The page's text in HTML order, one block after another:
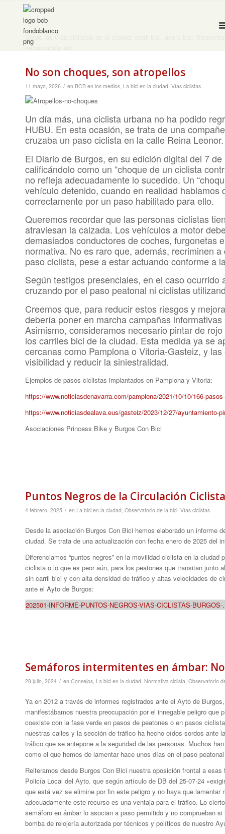
señalización etc.
No son choques, son atropellos
11 mayo, 2026 / en BCB en los medios, La bici en la ciudad, Vías ciclistas
Un día más, una ciclista urbana no ha podido
HUBU. En esta ocasión, se trata de una
cruzaba un paso ciclista en la calle Reina Leonor.
El Diario de Burgos, en su edición digital del 7
calificándolo como un “choque de un ciclista
no refleja adecuadamente lo sucedido. Un
vehículo detenido, cuando en realidad
correctamente por un paso habilitado para ello.
Queremos recordar que las personas ciclistas
atraviesan la calzada. Los vehículos a motor
demasiados conductores de coches, furgonetas
normativa. No es raro que, además, recriminen
paso ciclista, pese a estar actuando conforme a
Según testigos presenciales, en el caso
cruzando por el paso peatonal ni ciclistas
Creemos que, para reducir estos riesgos y
debería poner en marcha campañas
Asimismo, consideramos necesario pintar de
los carriles bici de la ciudad. Esta medida ya se
cercanas como Pamplona o Vitoria-Gasteiz, y
visibilidad y reducir la siniestralidad.
Ejemplos de pasos ciclistas implantados en Pamplona y Vitoria:
https://www.noticiasdenavarra.com/pamplona/2021/10/10/166-
https://www.noticiasdealava.eus/gasteiz/2023/12/27/ayuntamiento-
Asociaciones Princess Bike y Burgos Con Bici
Puntos Negros de la Circulación
4 febrero, 2025 / en La bici en la ciudad, Observatorio de la bici, Vías ciclistas
Desde la asociación Burgos Con Bici hemos elaborado un informe
ciudad. Se trata de una actualización con fecha enero de 2025 del
Diferenciamos “puntos negros” en la movilidad ciclista en la
ciclista o lo que es peor aún, para los peatones que transitan
sin carril bici y con alta densidad de tráfico y altas velocidades de
ante el Ayto de Burgos:
202501-INFORME-PUNTOS-NEGROS-VIAS-CICLISTAS-
Semáforos intermitentes en ámbar:
28 julio, 2024 / en Consejos, La bici en la ciudad, Normativa ciclista, Observatorio
Ya en 2012 a través de informes registrados ante el Ayto de
manifestábamos nuestra preocupación por el innegable peligro
coexiste con la fase verde en pasos de peatones o en pasos
nuestras calles y la sección de tráfico ha hecho oídos sordos
tráfico que se antepone a la seguridad de las personas. Muchos
como el que hemos de lamentar hace unos días en el paso
Reiteramos desde Burgos Con Bici nuestra oposición frontal a
Policía Local del Ayto. que según artículo de DB del 25-07-24
que está vez se elimine por fin este peligro y no haya que
adecuadamente este recurso es una ventaja para el tráfico. Lo
semáforo en ámbar lo asocian a paso permitido y no comprueban
bomba de relojería autorizada por técnicos y políticos de nuestro